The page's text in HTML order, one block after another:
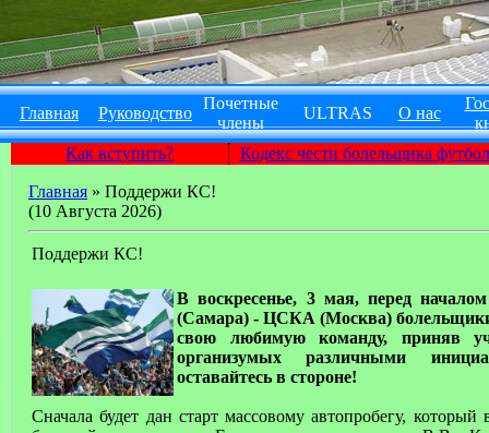
Главная Руководство
Почетные
члены
ULTRAS О нас
Как вступить?
Кодекс чести болельщика
Главная » Поддержи КС!
(10 Августа 2026)
Поддержи КС!
В воскресенье, 3 мая, перед
(Самара) - ЦСКА (Москва)
свою любимую команду, приняв
организумых различными
оставайтесь в стороне!
Сначала будет дан старт массовому автопробегу, который